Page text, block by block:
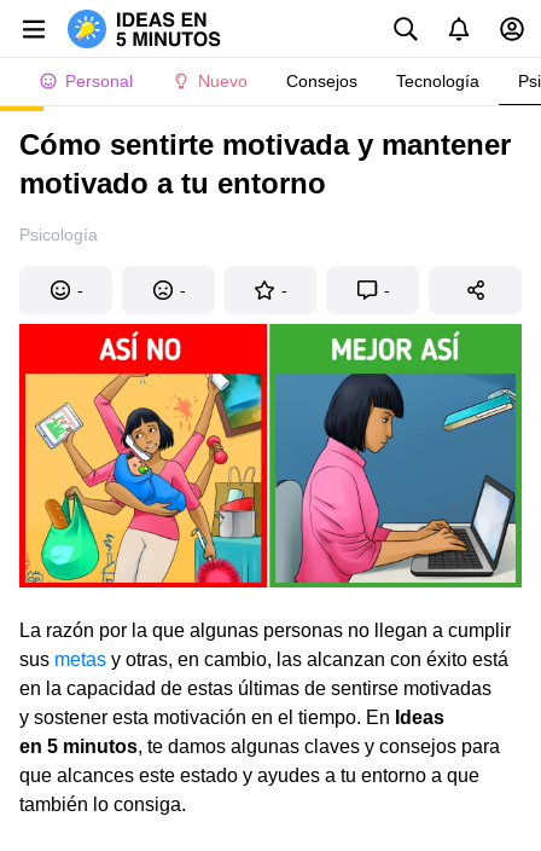
Personal Nuevo Consejos Tecnología
Cómo sentirte motivada y mantener
motivado a tu entorno
Psicología
- - - -
La razón por la que algunas personas no llegan a cumplir
sus metas y otras, en cambio, las alcanzan con éxito está
en la capacidad de estas últimas de sentirse motivadas
y sostener esta motivación en el tiempo. En Ideas
en 5 minutos, te damos algunas claves y consejos para
que alcances este estado y ayudes a tu entorno a que
también lo consiga.